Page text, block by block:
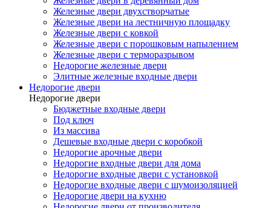
Железные двери двухстворчатые
Железные двери на лестничную площадку
Железные двери с ковкой
Железные двери с порошковым напылением
Железные двери с терморазрывом
Недорогие железные двери
Элитные железные входные двери
Недорогие двери
Недорогие двери
Бюджетные входные двери
Под ключ
Из массива
Дешевые входные двери с коробкой
Недорогие арочные двери
Недорогие входные двери для дома
Недорогие входные двери с установкой
Недорогие входные двери с шумоизоляцией
Недорогие двери на кухню